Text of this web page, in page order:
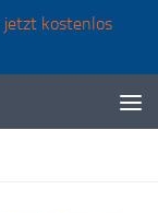
jetzt kostenlos